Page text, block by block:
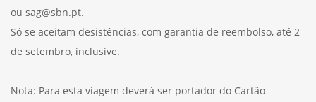
ou sag@sbn.pt.
Só se aceitam desistências, com garantia de reembolso, até 2
de setembro, inclusive.
Nota: Para esta viagem deverá ser portador do Cartão